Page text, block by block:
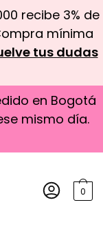
recibe 3% de
mínima
tus dudas
en Bogotá
mismo día.
0